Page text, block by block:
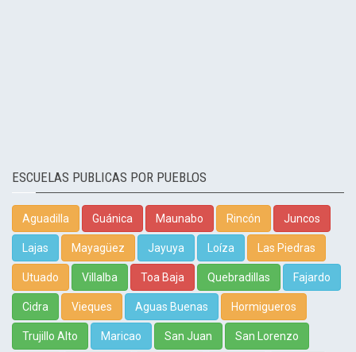
ESCUELAS PUBLICAS POR PUEBLOS
Aguadilla Guánica Maunabo Rincón Juncos
Lajas Mayagüez Jayuya Loíza Las Piedras
Utuado Villalba Toa Baja Quebradillas Fajardo
Cidra Vieques Aguas Buenas Hormigueros
Trujillo Alto Maricao San Juan San Lorenzo